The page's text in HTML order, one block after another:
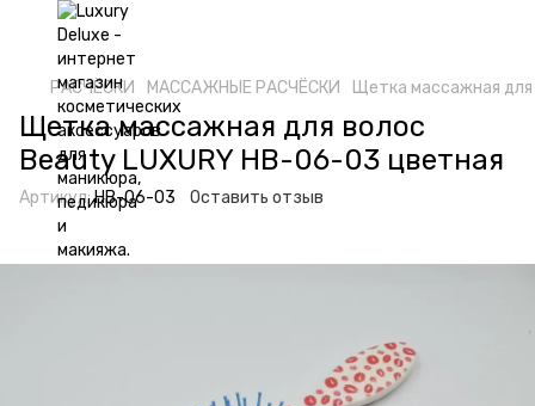
РАСЧËСКИ МАССАЖНЫЕ РАСЧËСКИ Щетка массажная
Щетка массажная для волос
Beauty LUXURY HB-06-03 цветная
Артикул:HB-06-03 Оставить отзыв